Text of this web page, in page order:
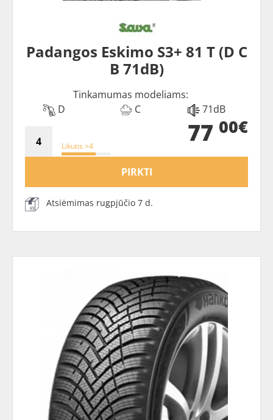
Padangos Eskimo S3+ 81 T (D C
B 71dB)
Tinkamumas modeliams:
D
C 71dB
Likutis >4 77 00€
PIRKTI
Atsiėmimas rugpjūčio 7 d.